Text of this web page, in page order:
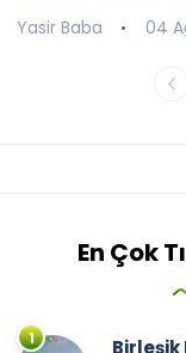
Yasir Baba 04
En Çok
Birleşik